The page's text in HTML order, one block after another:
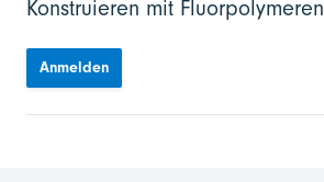
Konstruieren mit Fluorpolymeren
Anmelden